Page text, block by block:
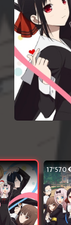
17٬570